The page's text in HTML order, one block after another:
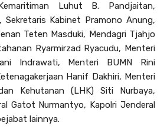
Luhut B. Pandjaitan,
Sekretaris Kabinet Pramono Anung,
Teten Masduki, Mendagri Tjahjo
Ryarmirzad Ryacudu, Menteri
Indrawati, Menteri BUMN Rini
Hanif Dakhiri, Menteri
Kehutanan (LHK) Siti Nurbaya,
Gatot Nurmantyo, Kapolri Jenderal
lainnya.